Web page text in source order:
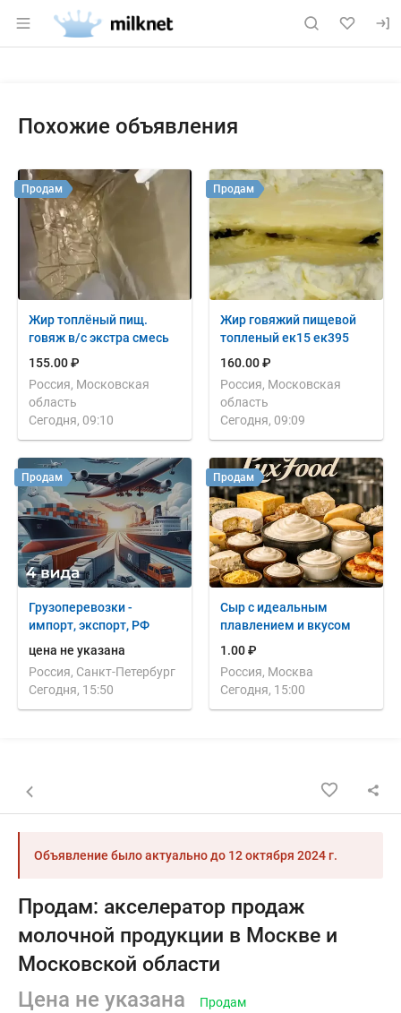
Раздел навигации по сайту milknet.ru
Похожие объявления
Жир топлёный пищ.
говяж в/с экстра смесь
155.00 ₽
Россия, Московская
область
Сегодня, 09:10
Продам
Жир говяжий пищевой
топленый ек15 ек395
160.00 ₽
Россия, Московская
область
Сегодня, 09:09
Продам
Грузоперевозки -
импорт, экспорт, РФ
цена не указана
Россия, Санкт-Петербург
Сегодня, 15:50
Продам
Сыр с идеальным
плавлением и вкусом
1.00 ₽
Россия, Москва
Сегодня, 15:00
Продам
Назад к списку объявлений
Объявление было актуально до 12 октября 2024 г.
Продам: акселератор продаж
молочной продукции в Москве и
Московской области
Цена не указана Продам